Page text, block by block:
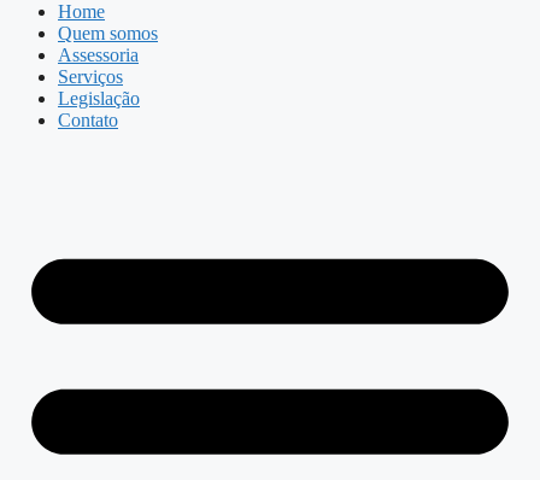
Home
Quem somos
Assessoria
Serviços
Legislação
Contato